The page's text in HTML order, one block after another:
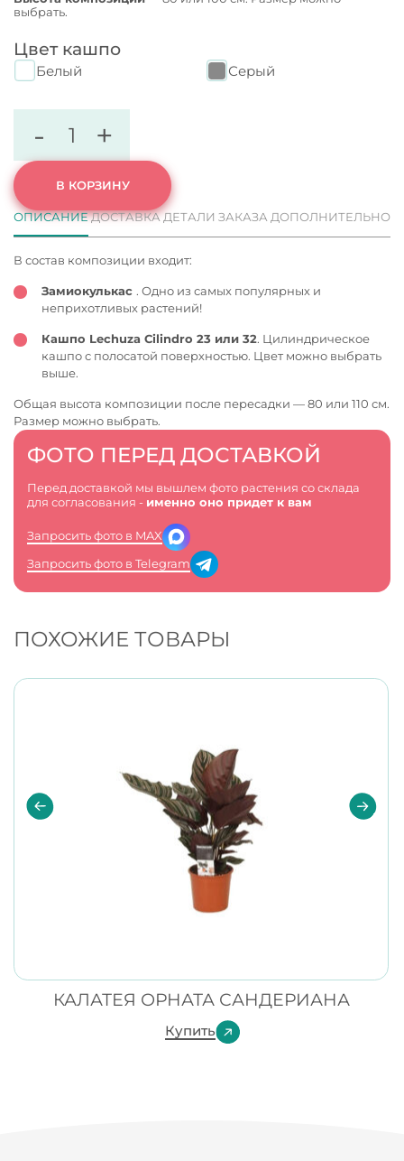
выбрать.
Цвет кашпо
Белый Серый
- +
В КОРЗИНУ
ФОТО ПЕРЕД ДОСТАВКОЙ
Перед доставкой мы вышлем фото растения со склада
для согласования - именно оно придет к вам
Запросить фото в MAX
Запросить фото в Telegram
ОПИСАНИЕДОСТАВКАДЕТАЛИ ЗАКАЗА ДОПОЛНИТЕЛЬНО
В состав композиции входит:
Замиокулькас . Одно из самых популярных и
неприхотливых растений!
Кашпо Lechuza Cilindro 23 или 32. Цилиндрическое
кашпо с полосатой поверхностью. Цвет можно выбрать
выше.
Общая высота композиции после пересадки — 80 или 110 см.
Размер можно выбрать.
ПОХОЖИЕ ТОВАРЫ
КАЛАТЕЯ ОРНАТА САНДЕРИАНА
Купить